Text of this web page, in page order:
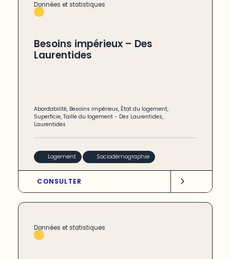
Données et statistiques
Besoins impérieux – Des
Laurentides
Abordabilité, Besoins impérieux, État du logement,
Superficie,Taille du logement - Des Laurentides,
Laurentides
Logement Sociodémographie
CONSULTER
Données et statistiques